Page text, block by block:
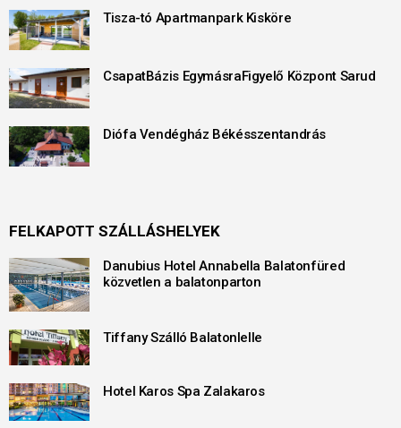
Tisza-tó Apartmanpark Kisköre
CsapatBázis EgymásraFigyelő Központ Sarud
Diófa Vendégház Békésszentandrás
FELKAPOTT SZÁLLÁSHELYEK
Danubius Hotel Annabella Balatonfüred
közvetlen a balatonparton
Tiffany Szálló Balatonlelle
Hotel Karos Spa Zalakaros